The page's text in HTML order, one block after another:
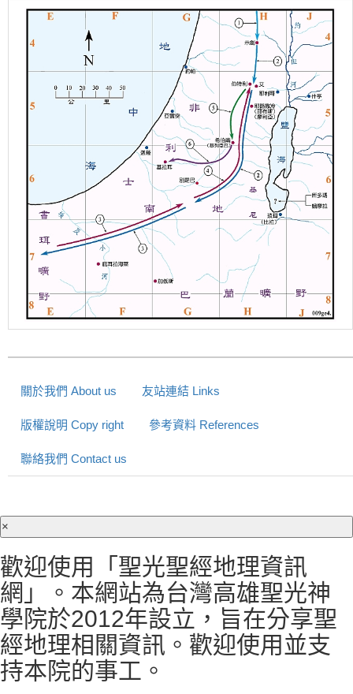
關於我們 About us 友站連結 Links
版權說明 Copy right 參考資料 References
聯絡我們 Contact us
×
歡迎使用「聖光聖經地理資訊
網」。本網站為台灣高雄聖光神
學院於2012年設立，旨在分享聖
經地理相關資訊。歡迎使用並支
持本院的事工。